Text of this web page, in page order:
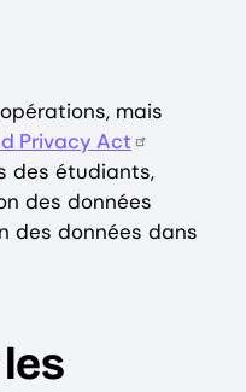
mais
Privacy Act
des étudiants,
des données
des données dans